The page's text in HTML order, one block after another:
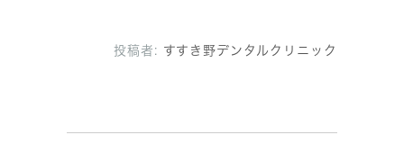
投稿者: すすき野デンタルクリニック